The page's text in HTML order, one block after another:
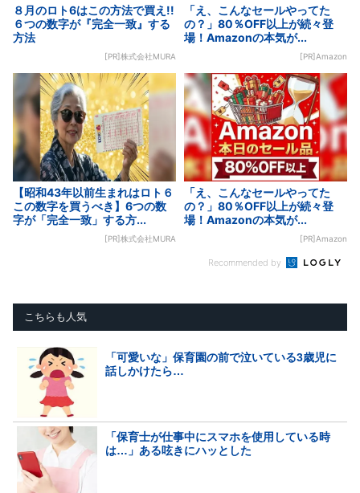
８月のロト6はこの方法で買え!!
６つの数字が『完全一致』する
方法
[PR]株式会社MURA
「え、こんなセールやってた
の？」80％OFF以上が続々登
場！Amazonの本気が...
[PR]Amazon
【昭和43年以前生まれはロト６
この数字を買うべき】6つの数
字が「完全一致」する方...
[PR]株式会社MURA
「え、こんなセールやってた
の？」80％OFF以上が続々登
場！Amazonの本気が...
[PR]Amazon
Recommended by
こちらも人気
「可愛いな」保育園の前で泣いている3歳児に
話しかけたら…
「保育士が仕事中にスマホを使用している時
は…」ある呟きにハッとした